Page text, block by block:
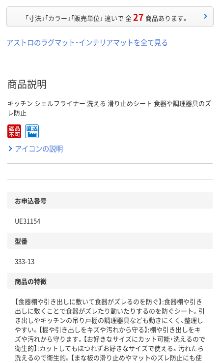
「寸法」「カラー」「販売単位」 違いで 全27 商品あります。
アストロのラグマット・インテリアマットを全て見る
商品説明
キッチン シェルフライナー 洗える 滑り止めシート 食器や調理器具のズ
レ防止
アイコンの説明
お申込番号
UE31154
型番
333-13
商品の特徴
【食器棚や引き出しに敷いて食器がズレるのを防ぐ】:食器棚や引き
出しに敷くことで食器がズレたり動いたりするのを防ぐシート。引
き出しやキッチンの吊り戸棚の調理器具なども動きにくく、整理し
やすい。【棚や引き出しをキズや汚れから守る】:棚や引き出しをキ
ズや汚れから守ります。【お好きなサイズにカット可能・洗えるので
衛生的】:カットしてもほつれずお好きなサイズで使える。汚れたら
洗えるので衛生的。【まな板の滑り止めやマットのズレ防止にも使